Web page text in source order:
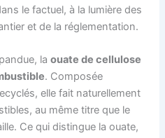
le factuel, à la lumière des
et de la réglementation.
laouate de cellulose
. Composée
elle fait naturellement
au même titre que le
Ce qui distingue la ouate,